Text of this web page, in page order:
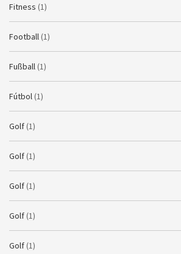
Fitness (1)
Football (1)
Fußball (1)
Fútbol (1)
Golf (1)
Golf (1)
Golf (1)
Golf (1)
Golf (1)